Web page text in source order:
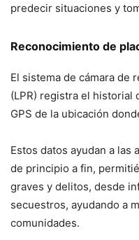
predecir situaciones y
Reconocimiento de
El sistema de cámara de
(LPR) registra el historial
GPS de la ubicación
Estos datos ayudan a las
de principio a fin,
graves y delitos, desde
secuestros, ayudando a
comunidades.